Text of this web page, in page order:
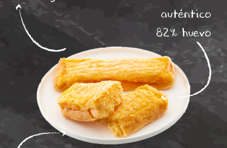
auténtico
82% huevo